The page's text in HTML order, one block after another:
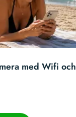
med Wifi och